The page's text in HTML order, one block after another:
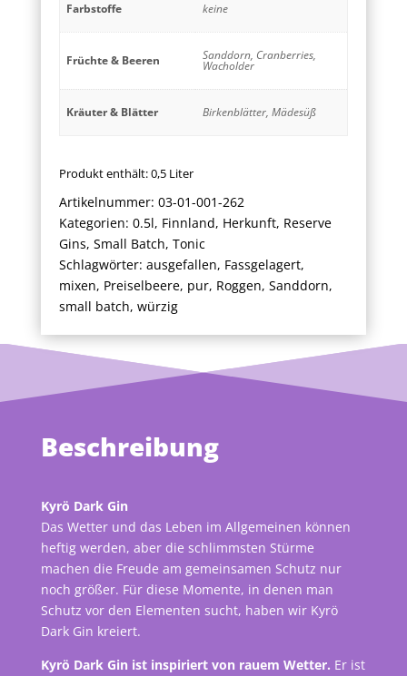
Farbstoffe keine
Früchte & Beeren Sanddorn, Cranberries,
Wacholder
Kräuter & Blätter Birkenblätter, Mädesüß
Produkt enthält: 0,5 Liter
Artikelnummer: 03-01-001-262
Kategorien: 0.5l, Finnland, Herkunft, Reserve
Gins, Small Batch, Tonic
Schlagwörter: ausgefallen, Fassgelagert,
mixen, Preiselbeere, pur, Roggen, Sanddorn,
small batch, würzig
Beschreibung
Kyrö Dark Gin
Das Wetter und das Leben im Allgemeinen können
heftig werden, aber die schlimmsten Stürme
machen die Freude am gemeinsamen Schutz nur
noch größer. Für diese Momente, in denen man
Schutz vor den Elementen sucht, haben wir Kyrö
Dark Gin kreiert.
Kyrö Dark Gin ist inspiriert von rauem Wetter. Er ist